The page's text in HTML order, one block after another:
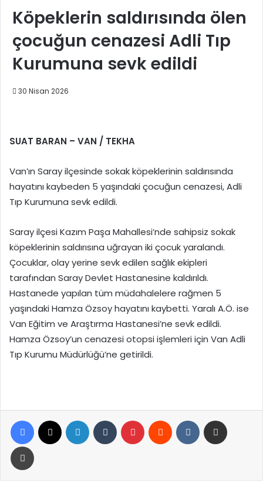
Köpeklerin saldırısında ölen
çocuğun cenazesi Adli Tıp
Kurumuna sevk edildi
30 Nisan 2026
SUAT BARAN – VAN / TEKHA
Van’ın Saray ilçesinde sokak köpeklerinin saldırısında
hayatını kaybeden 5 yaşındaki çocuğun cenazesi, Adli
Tıp Kurumuna sevk edildi.
Saray ilçesi Kazım Paşa Mahallesi’nde sahipsiz sokak
köpeklerinin saldırısına uğrayan iki çocuk yaralandı.
Çocuklar, olay yerine sevk edilen sağlık ekipleri
tarafından Saray Devlet Hastanesine kaldırıldı.
Hastanede yapılan tüm müdahalelere rağmen 5
yaşındaki Hamza Özsoy hayatını kaybetti. Yaralı A.Ö. ise
Van Eğitim ve Araştırma Hastanesi’ne sevk edildi.
Hamza Özsoy’un cenazesi otopsi işlemleri için Van Adli
Tıp Kurumu Müdürlüğü’ne getirildi.
Facebook LinkedIn Tumblr Pinterest Reddit VKontakte
Yazdır